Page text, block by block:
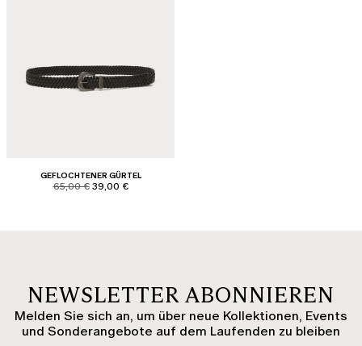
GEFLOCHTENER GÜRTEL
product.price.original
65,00 € product.price.sale
39,00 €
NEWSLETTER ABONNIEREN
Melden Sie sich an, um über neue Kollektionen, Events
und Sonderangebote auf dem Laufenden zu bleiben